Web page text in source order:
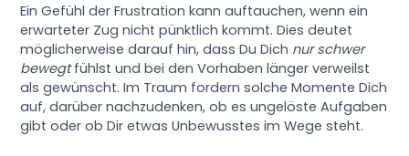
Ein Gefühl der Frustration kann auftauchen, wenn ein
erwarteter Zug nicht pünktlich kommt. Dies deutet
möglicherweise darauf hin, dass Du Dich nur schwer
bewegtfühlst und bei den Vorhaben länger verweilst
als gewünscht. Im Traum fordern solche Momente Dich
auf, darüber nachzudenken, ob es ungelöste Aufgaben
gibt oder ob Dir etwas Unbewusstes im Wege steht.